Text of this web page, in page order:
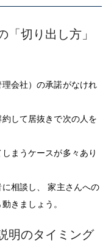
切り出し方」
会社）の承諾がなけれ
して居抜きで次の人を
まうケースが多々あり
相談し、 家主さんへの
きましょう。
明のタイミング